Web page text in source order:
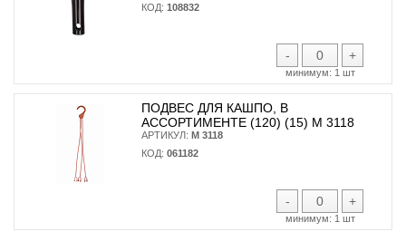
КОД: 108832
- +
минимум: 1 шт
ПОДВЕС ДЛЯ КАШПО, В
АССОРТИМЕНТЕ (120) (15) М 3118
АРТИКУЛ: М 3118
КОД: 061182
- +
минимум: 1 шт